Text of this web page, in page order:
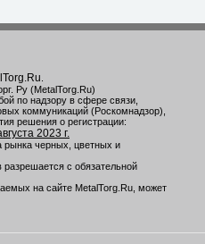
Ру (MetalTorg.Ru)
по надзору в сфере связи,
коммуникаций (Роскомнадзор),
решения о регистрации:
2023 г.
рынка черных, цветных и
с обязательной
на сайте MetalTorg.Ru, может